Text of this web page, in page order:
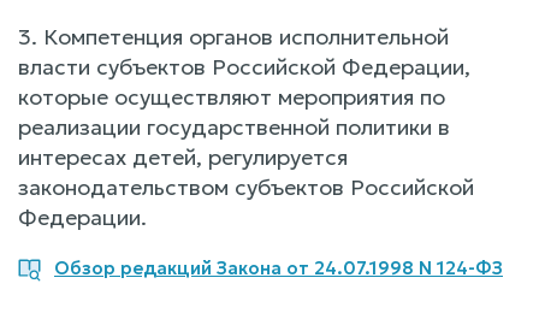
3. Компетенция органов исполнительной
власти субъектов Российской Федерации,
которые осуществляют мероприятия по
реализации государственной политики в
интересах детей, регулируется
законодательством субъектов Российской
Федерации.
Обзор редакций Закона от 24.07.1998 N 124-ФЗ